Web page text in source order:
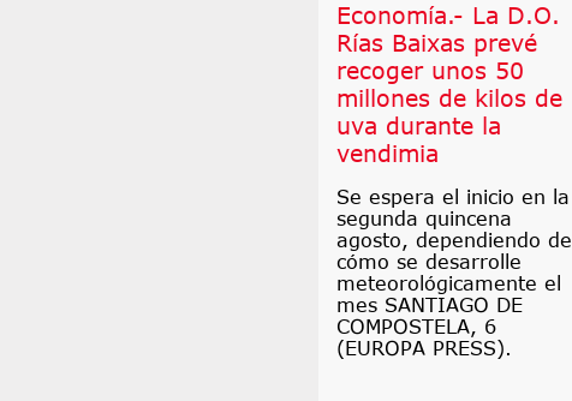
Economía.- La D.O.
Rías Baixas prevé
recoger unos 50
millones de kilos de
uva durante la
vendimia
Se espera el inicio en la
segunda quincena
agosto, dependiendo de
cómo se desarrolle
meteorológicamente el
mes SANTIAGO DE
COMPOSTELA, 6
(EUROPA PRESS).